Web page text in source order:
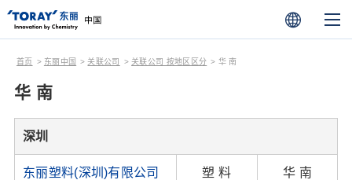
首页 东丽中国 关联公司 关联公司 按地区区分 华 南
华 南
深圳
东丽塑料(深圳)有限公司 塑 料 华 南